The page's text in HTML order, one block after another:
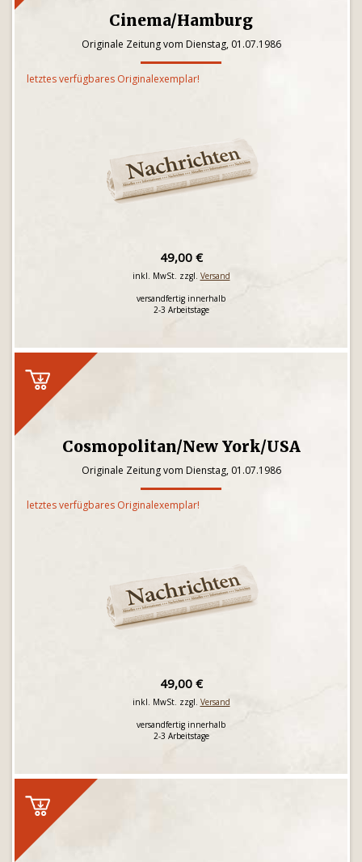
Cinema/Hamburg
Originale Zeitung vom Dienstag, 01.07.1986
letztes verfügbares Originalexemplar!
49,00 €
inkl. MwSt. zzgl. Versand
versandfertig innerhalb
2-3 Arbeitstage
Cosmopolitan/New York/USA
Originale Zeitung vom Dienstag, 01.07.1986
letztes verfügbares Originalexemplar!
49,00 €
inkl. MwSt. zzgl. Versand
versandfertig innerhalb
2-3 Arbeitstage